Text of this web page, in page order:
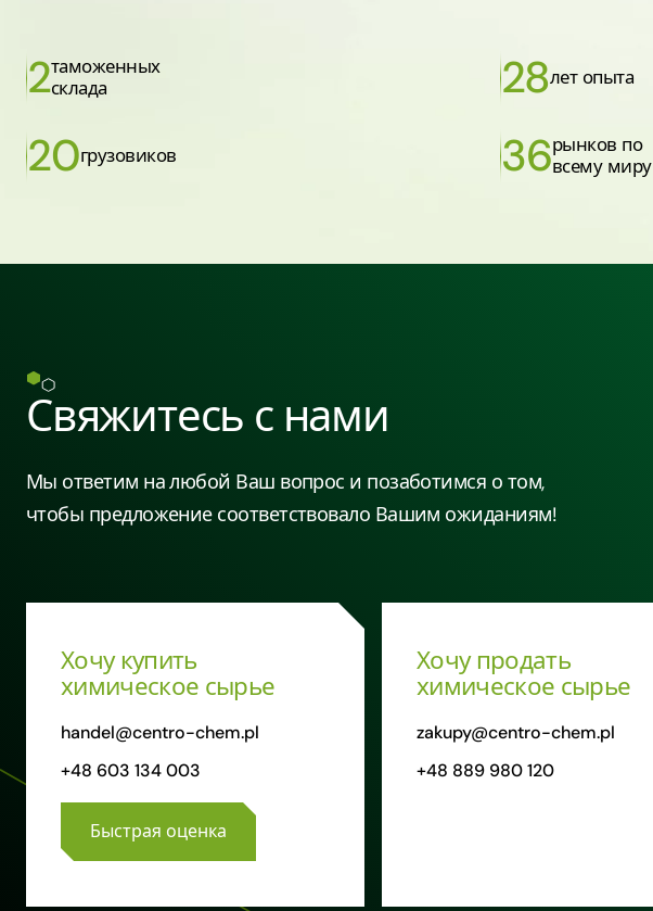
2таможенных
склада
28лет опыта
20грузовиков 36рынков по
всему миру
Свяжитесь с нами
Мы ответим на любой Ваш вопрос и позаботимся о том,
чтобы предложение соответствовало Вашим ожиданиям!
Хочу купить
химическое сырье
handel@centro-chem.pl
+48 603 134 003
Быстрая оценка
Хочу продать
химическое сырье
zakupy@centro-chem.pl
+48 889 980 120